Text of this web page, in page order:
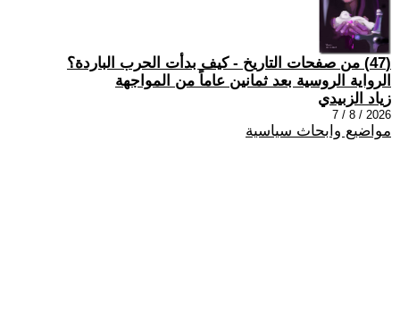
(47) من صفحات التاريخ - كيف بدأت الحرب الباردة؟
الرواية الروسية بعد ثمانين عاماً من المواجهة
زياد الزبيدي
2026 / 8 / 7
مواضيع وابحاث سياسية